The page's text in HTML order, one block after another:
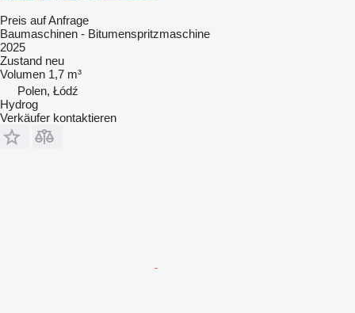
Preis auf Anfrage
Baumaschinen - Bitumenspritzmaschine
2025
Zustand neu
Volumen 1,7 m³
Polen, Łódź
Hydrog
Verkäufer kontaktieren